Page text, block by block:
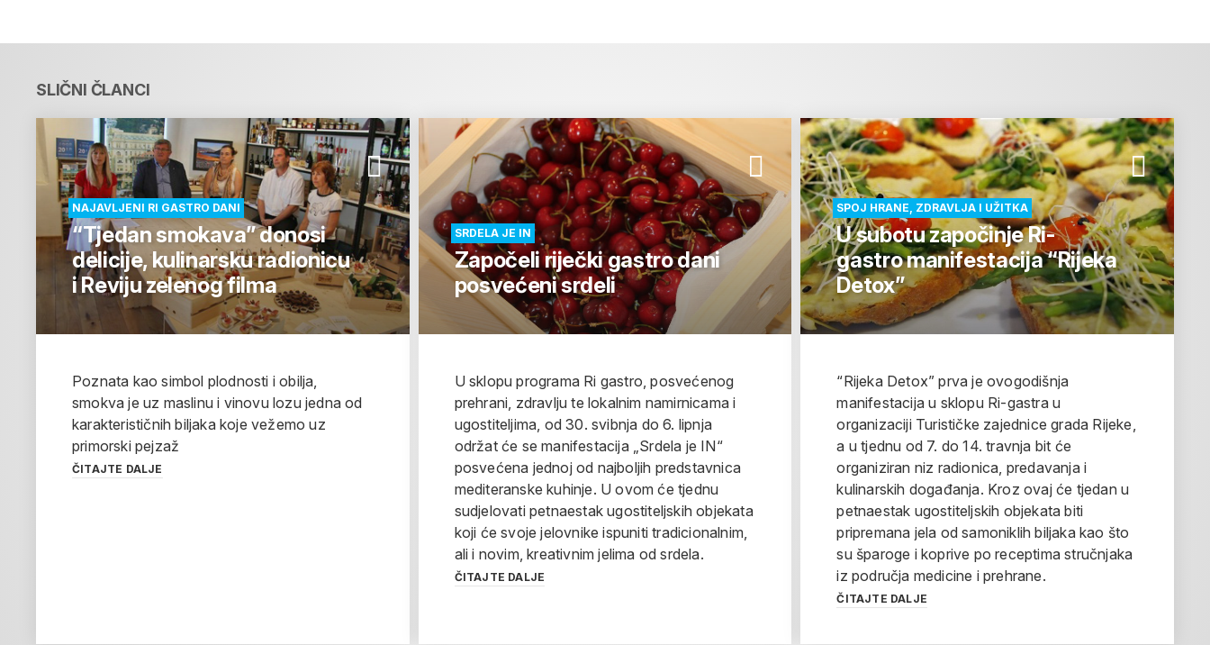
SLIČNI ČLANCI
NAJAVLJENI RI GASTRO DANI
“Tjedan smokava” donosi
delicije, kulinarsku radionicu
i Reviju zelenog filma
Poznata kao simbol plodnosti i obilja,
smokva je uz maslinu i vinovu lozu jedna od
karakterističnih biljaka koje vežemo uz
primorski pejzaž
ČITAJTE DALJE
SRDELA JE IN
Započeli riječki gastro dani
posvećeni srdeli
U sklopu programa Ri gastro, posvećenog
prehrani, zdravlju te lokalnim namirnicama i
ugostiteljima, od 30. svibnja do 6. lipnja
održat će se manifestacija „Srdela je IN“
posvećena jednoj od najboljih predstavnica
mediteranske kuhinje. U ovom će tjednu
sudjelovati petnaestak ugostiteljskih objekata
koji će svoje jelovnike ispuniti tradicionalnim,
ali i novim, kreativnim jelima od srdela.
ČITAJTE DALJE
SPOJ HRANE, ZDRAVLJA I UŽITKA
U subotu započinje Ri-
gastro manifestacija “Rijeka
Detox”
“Rijeka Detox” prva je ovogodišnja
manifestacija u sklopu Ri-gastra u
organizaciji Turističke zajednice grada Rijeke,
a u tjednu od 7. do 14. travnja bit će
organiziran niz radionica, predavanja i
kulinarskih događanja. Kroz ovaj će tjedan u
petnaestak ugostiteljskih objekata biti
pripremana jela od samoniklih biljaka kao što
su šparoge i koprive po receptima stručnjaka
iz područja medicine i prehrane.
ČITAJTE DALJE